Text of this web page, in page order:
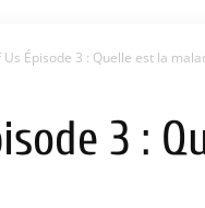
Us Épisode 3 : Quelle est la
3 :